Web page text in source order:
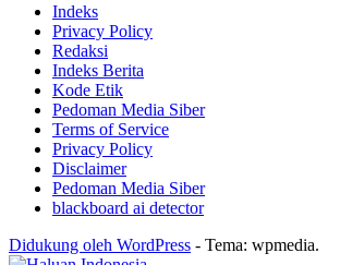
Indeks
Privacy Policy
Redaksi
Indeks Berita
Kode Etik
Pedoman Media Siber
Terms of Service
Privacy Policy
Disclaimer
Pedoman Media Siber
blackboard ai detector
Didukung oleh WordPress - Tema: wpmedia.